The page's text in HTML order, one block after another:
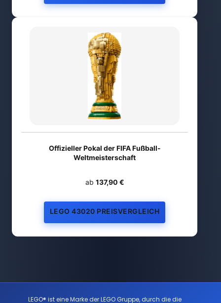
Offizieller Pokal der FIFA Fußball-
Weltmeisterschaft
ab 137,90 €
LEGO 43020 PREISVERGLEICH
LEGO® ist eine Marke der LEGO Gruppe, durch die die